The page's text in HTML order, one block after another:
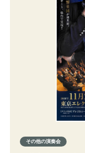
その他の演奏会